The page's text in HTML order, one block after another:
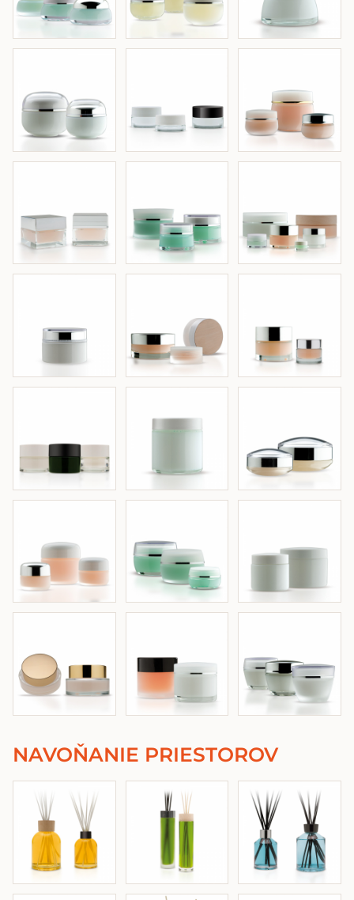
NAVOŇANIE PRIESTOROV